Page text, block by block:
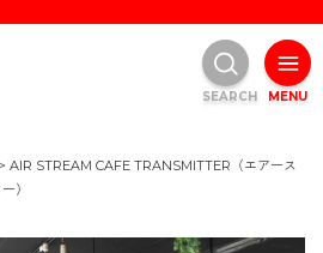
> AIR STREAM CAFE TRANSMITTER（エアース
）
MENU
SEARCH